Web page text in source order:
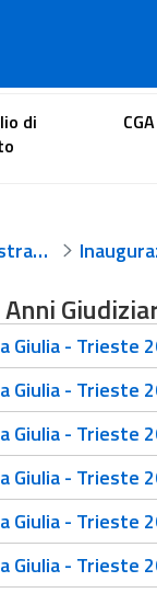
Portale
di
Giustizia Amministrativa
Giulia - Trieste
Giulia - Trieste
Giulia - Trieste
Giulia - Trieste
Giulia - Trieste
Giulia - Trieste